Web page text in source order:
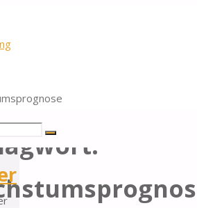
Suche
oben